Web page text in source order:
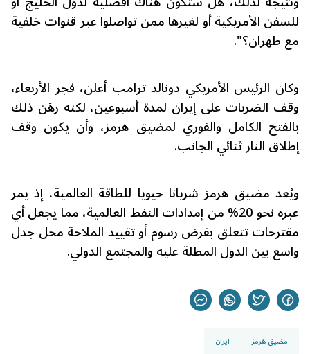
للسفن الأمريكية أو لغيرها ممن تواصلوا عبر قنوات خلفية
مع طهران؟".
وكان الرئيس الأمريكي دونالد ترامب أعلن، فجر الأربعاء،
وقف الضربات على إيران لمدة أسبوعين، لكنه رهَن ذلك
بالفتح الكامل والفوري لمضيق هرمز، وأن يكون وقف
إطلاق النار ثنائي الجانب.
ويُعد مضيق هرمز شريانا حيويا للطاقة العالمية، إذ يمر
عبره نحو 20% من إمدادات النفط العالمية، مما يجعل أي
مقترحات تتعلق بفرض رسوم أو تقييد الملاحة محل جدل
واسع بين الدول المطلة عليه والمجتمع الدولي.
مضيق هرمز ايران